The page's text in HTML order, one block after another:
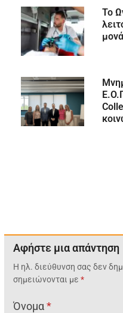
Το
Αφήστε μια απάντηση
Η ηλ. διεύθυνση σας δεν
σημειώνονται με*
Όνομα*